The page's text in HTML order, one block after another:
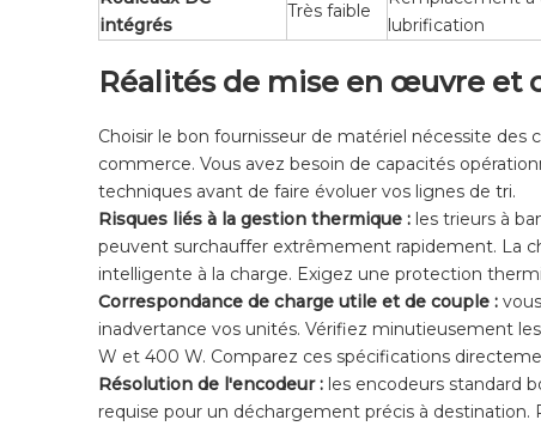
intégrés
Très faible
lubrification
Réalités de mise en œuvre et
Choisir le bon fournisseur de matériel nécessite
commerce. Vous avez besoin de capacités
techniques avant de faire évoluer vos lignes de tri.
Risques liés à la gestion thermique : les trieurs à
peuvent surchauffer extrêmement rapidement. La
intelligente à la charge. Exigez une protection
Correspondance de charge utile et de couple :
inadvertance vos unités. Vérifiez minutieusement
W et 400 W. Comparez ces spécifications
Résolution de l'encodeur : les encodeurs standard
requise pour un déchargement précis à